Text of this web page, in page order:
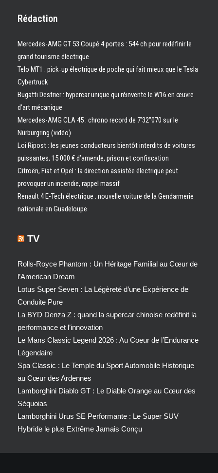
Rédaction
Mercedes-AMG GT 53 Coupé 4 portes : 544 ch pour redéfinir le
grand tourisme électrique
Telo MT1 : pick‑up électrique de poche qui fait mieux que le Tesla
Cybertruck
Bugatti Destrier : hypercar unique qui réinvente le W16 en œuvre
d’art mécanique
Mercedes-AMG CLA 45 : chrono record de 7’32″070 sur le
Nürburgring (vidéo)
Loi Ripost : les jeunes conducteurs bientôt interdits de voitures
puissantes, 15 000 € d’amende, prison et confiscation
Citroën, Fiat et Opel : la direction assistée électrique peut
provoquer un incendie, rappel massif
Renault 4 E-Tech électrique : nouvelle voiture de la Gendarmerie
nationale en Guadeloupe
TV
Rolls-Royce Phantom : Un Héritage Familial au Cœur de
l’American Dream
Lotus Super Seven : La Légèreté d’une Expérience de
Conduite Pure
La BYD Denza Z : quand la supercar chinoise redéfinit la
performance et l’innovation
Le Mans Classic Legend 2026 : Au Coeur de l’Endurance
Légendaire
Spa Classic : Le Temple du Sport Automobile Historique
au Cœur des Ardennes
Lamborghini Diablo GT : Le Diable Orange au Cœur des
Séquoias
Lamborghini Urus SE Performante : Le Super SUV
Hybride le plus Extrême Jamais Conçu